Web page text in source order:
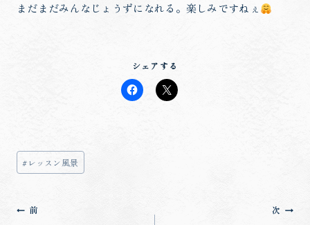
まだまだみんなじょうずになれる。楽しみですねぇ
シェアする
投
稿
グ:
#レッスン風景
投前 次